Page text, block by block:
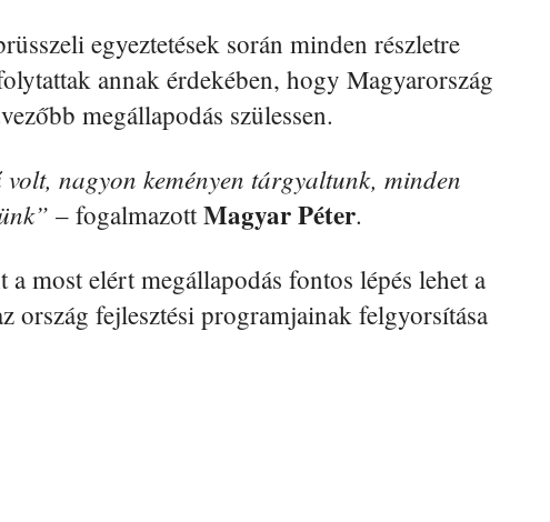
egyeztetések során minden részletre
annak érdekében, hogy Magyarország
megállapodás szülessen.
nagyon keményen tárgyaltunk, minden
– fogalmazottMagyar Péter.
most elért megállapodás fontos lépés lehet a
ország fejlesztési programjainak felgyorsítása